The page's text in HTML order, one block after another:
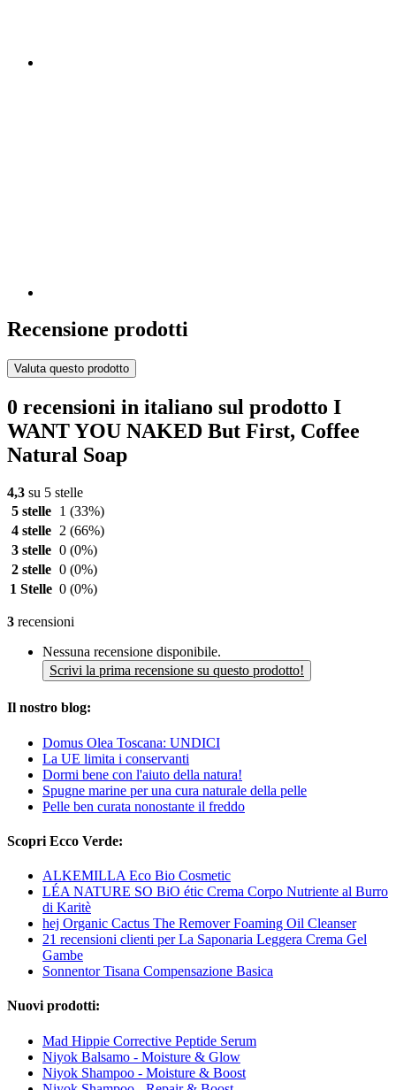
Recensione prodotti
Valuta questo prodotto
0 recensioni in italiano sul prodotto I
WANT YOU NAKED But First, Coffee
Natural Soap
4,3 su 5 stelle
5 stelle
1 (33%)
4 stelle
2 (66%)
3 stelle 0 (0%)
2 stelle 0 (0%)
1 Stelle 0 (0%)
3 recensioni
Nessuna recensione disponibile.
Scrivi la prima recensione su questo prodotto!
Il nostro blog:
Domus Olea Toscana: UNDICI
La UE limita i conservanti
Dormi bene con l'aiuto della natura!
Spugne marine per una cura naturale della pelle
Pelle ben curata nonostante il freddo
Scopri Ecco Verde:
ALKEMILLA Eco Bio Cosmetic
LÉA NATURE SO BiO étic Crema Corpo Nutriente al Burro
di Karitè
hej Organic Cactus The Remover Foaming Oil Cleanser
21 recensioni clienti per La Saponaria Leggera Crema Gel
Gambe
Sonnentor Tisana Compensazione Basica
Nuovi prodotti:
Mad Hippie Corrective Peptide Serum
Niyok Balsamo - Moisture & Glow
Niyok Shampoo - Moisture & Boost